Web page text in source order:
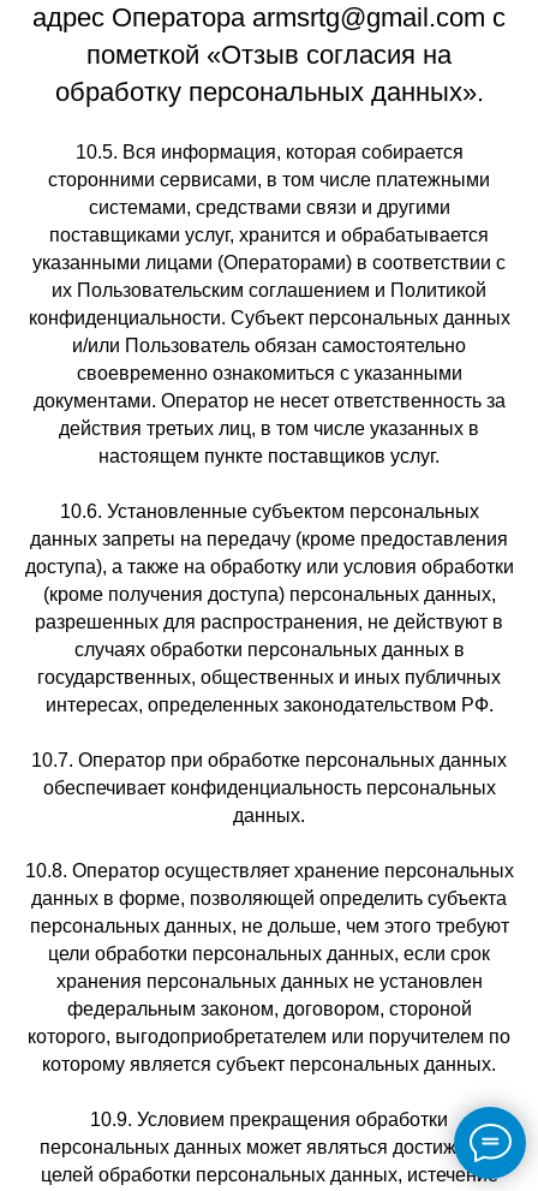
адрес Оператора armsrtg@gmail.com с
пометкой «Отзыв согласия на
обработку персональных данных».
10.5. Вся информация, которая собирается
сторонними сервисами, в том числе платежными
системами, средствами связи и другими
поставщиками услуг, хранится и обрабатывается
указанными лицами (Операторами) в соответствии с
их Пользовательским соглашением и Политикой
конфиденциальности. Субъект персональных данных
и/или Пользователь обязан самостоятельно
своевременно ознакомиться с указанными
документами. Оператор не несет ответственность за
действия третьих лиц, в том числе указанных в
настоящем пункте поставщиков услуг.
10.6. Установленные субъектом персональных
данных запреты на передачу (кроме предоставления
доступа), а также на обработку или условия обработки
(кроме получения доступа) персональных данных,
разрешенных для распространения, не действуют в
случаях обработки персональных данных в
государственных, общественных и иных публичных
интересах, определенных законодательством РФ.
10.7. Оператор при обработке персональных данных
обеспечивает конфиденциальность персональных
данных.
10.8. Оператор осуществляет хранение персональных
данных в форме, позволяющей определить субъекта
персональных данных, не дольше, чем этого требуют
цели обработки персональных данных, если срок
хранения персональных данных не установлен
федеральным законом, договором, стороной
которого, выгодоприобретателем или поручителем по
которому является субъект персональных данных.
10.9. Условием прекращения обработки
персональных данных может являться достижение
целей обработки персональных данных, истечение